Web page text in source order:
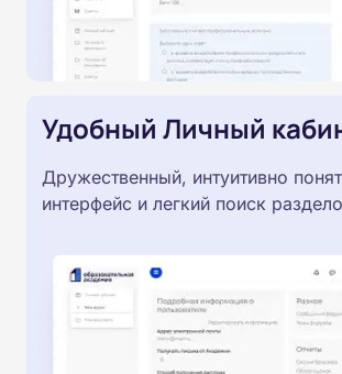
Удобный Личный
Дружественный, интуитивно
интерфейс и легкий поиск